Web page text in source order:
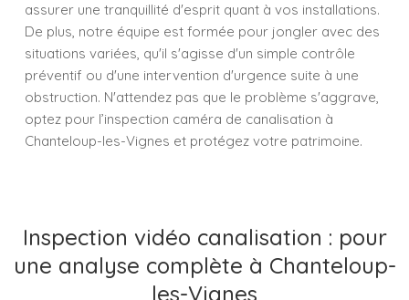
assurer une tranquillité d'esprit quant à vos installations.
De plus, notre équipe est formée pour jongler avec des
situations variées, qu'il s'agisse d'un simple contrôle
préventif ou d'une intervention d'urgence suite à une
obstruction. N'attendez pas que le problème s'aggrave,
optez pour l’inspection caméra de canalisation à
Chanteloup-les-Vignes et protégez votre patrimoine.
Inspection vidéo canalisation : pour
une analyse complète à Chanteloup-
les-Vignes